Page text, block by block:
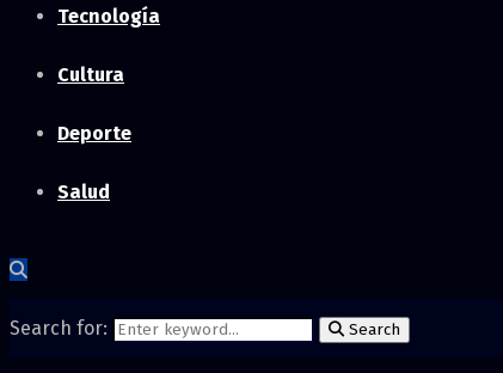
Tecnología
Cultura
Deporte
Salud
Search for: Search